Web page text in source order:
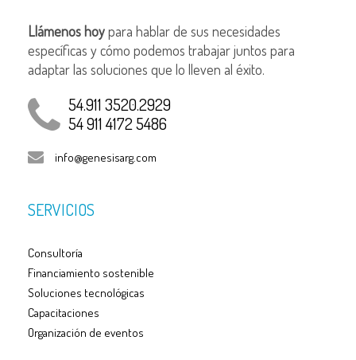
Llámenos hoypara hablar de sus necesidades
específicas y cómo podemos trabajar juntos para
adaptar las soluciones que lo lleven al éxito.
54.911 3520.2929
54 911 4172 5486
info@genesisarg.com
SERVICIOS
Consultoría
Financiamiento sostenible
Soluciones tecnológicas
Capacitaciones
Organización de eventos